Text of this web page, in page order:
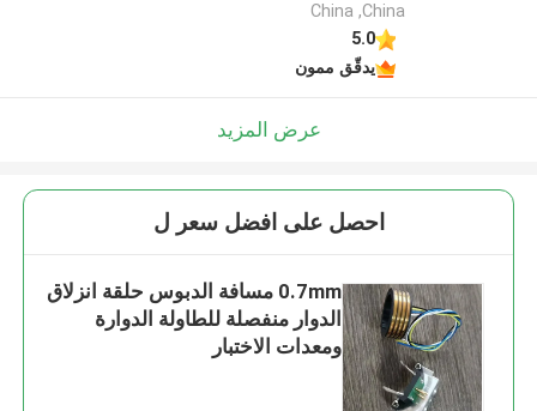
China ,China
5.0
يدقّق ممون
عرض المزيد
احصل على افضل سعر ل
0.7mm مسافة الدبوس حلقة انزلاق
الدوار منفصلة للطاولة الدوارة
ومعدات الاختبار